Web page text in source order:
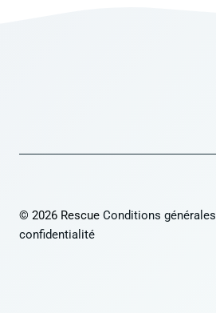
© 2026 Rescue Conditions générales
confidentialité